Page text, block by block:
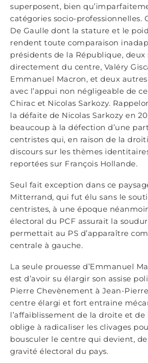
superposent, bien
catégories socio-professionnelles.
De Gaulle dont la stature et le
rendent toute comparaison
présidents de la République, deux
directement du centre, Valéry
Emmanuel Macron, et deux
avec l’appui non négligeable de
Chirac et Nicolas Sarkozy.
la défaite de Nicolas Sarkozy en
beaucoup à la défection d’une
centristes qui, en raison de la
discours sur les thèmes
reportées sur François Hollande.
Seul fait exception dans ce
Mitterrand, qui fut élu sans le
centristes, à une époque
électoral du PCF assurait la
permettait au PS d’apparaître
centrale à gauche.
La seule prouesse d’Emmanuel
est d’avoir su élargir son assise
Pierre Chevènement à Jean-
centre élargi et fort entraine
l’affaiblissement de la droite et de
oblige à radicaliser les clivages
bousculer le centre qui devient,
gravité électoral du pays.